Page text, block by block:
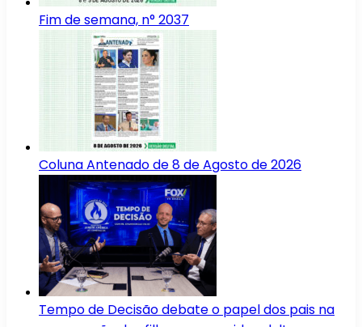
Fim de semana, n° 2037
Coluna Antenado de 8 de Agosto de 2026
Tempo de Decisão debate o papel dos pais na